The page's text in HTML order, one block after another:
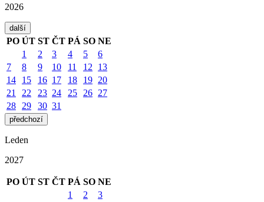
2026
další
PO ÚT ST ČT PÁ SO NE
1
2 3 4 5
6
7
8 9 10 11 12 13
14
15 16 17 18 19 20
21
22 23 24 25 26 27
28 29 30 31
předchozí
Leden
2027
PO ÚT ST ČT PÁ SO NE
1
2
3